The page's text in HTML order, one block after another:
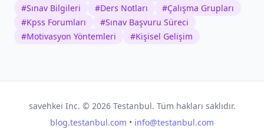
#Sınav Bilgileri #Ders Notları #Çalışma Grupları
#Kpss Forumları #Sınav Başvuru Süreci
#Motivasyon Yöntemleri #Kişisel Gelişim
savehkei Inc. © 2026Testanbul. Tüm hakları saklıdır.
blog.testanbul.com • info@testanbul.com